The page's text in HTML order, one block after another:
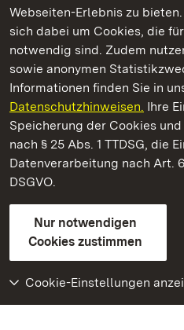
Webseiten-Erlebnis zu
sich dabei um Cookies, die
notwendig sind. Zudem
sowie anonymen
Informationen finden Sie in
Datenschutzhinweisen. Ihre
Speicherung der Cookies
nach § 25 Abs. 1 TTDSG, die
Datenverarbeitung nach Art.
DSGVO.
Nur notwendigen
Cookies zustimmen
Cookie-Einstellungen
Kommen. Staunen.
Schloss und Schlossgarten
Staatliche Schlösser und
Kontakt
GebärdenspracheLeichte
Erklärung zur Barrierefreiheit
BITV-konform (geprüfte Seiten)
Weiteres